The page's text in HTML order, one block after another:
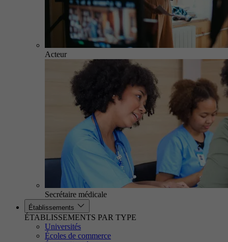
Acteur
Secrétaire médicale
Établissements
ÉTABLISSEMENTS PAR TYPE
Universités
Écoles de commerce